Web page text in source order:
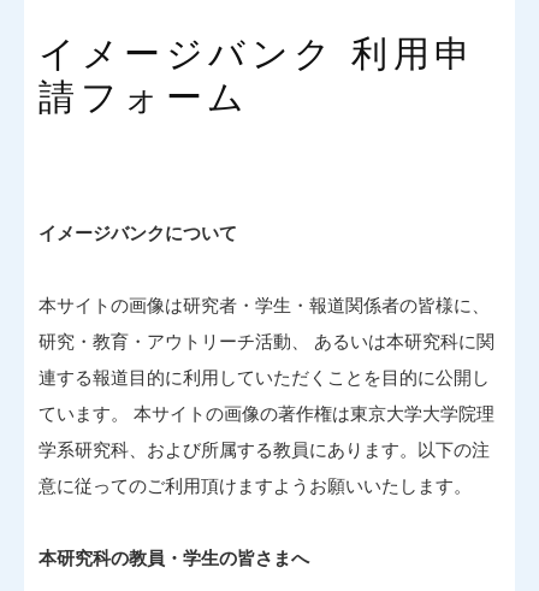
イメージバンク 利用申
請フォーム
イメージバンクについて
本サイトの画像は研究者・学生・報道関係者の皆様に、
研究・教育・アウトリーチ活動、 あるいは本研究科に関
連する報道目的に利用していただくことを目的に公開し
ています。 本サイトの画像の著作権は東京大学大学院理
学系研究科、および所属する教員にあります。以下の注
意に従ってのご利用頂けますようお願いいたします。
本研究科の教員・学生の皆さまへ